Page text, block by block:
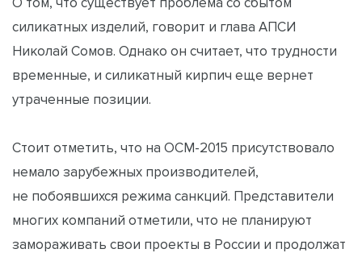
силикатных изделий, говорит и глава АПСИ
Николай Сомов. Однако он считает, что трудности
временные, и силикатный кирпич еще вернет
утраченные позиции.
Стоит отметить, что на ОСМ-2015 присутствовало
немало зарубежных производителей,
не побоявшихся режима санкций. Представители
многих компаний отметили, что не планируют
замораживать свои проекты в России и продолжат